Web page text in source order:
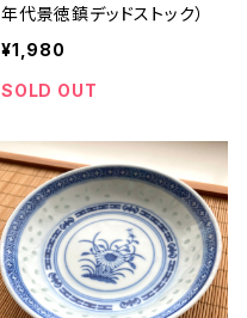
年代景徳鎮デッドストック）
¥1,980
SOLD OUT